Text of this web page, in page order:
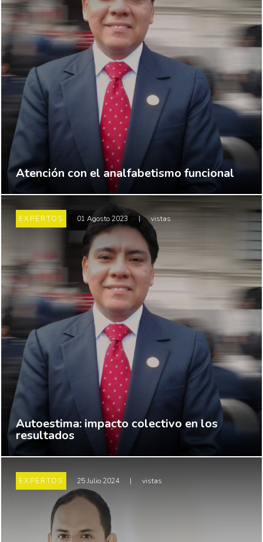
Atención con el analfabetismo funcional
EXPERTOS 01 Agosto 2023 | vistas
Autoestima: impacto colectivo en los
resultados
EXPERTOS 25 Julio 2024 | vistas